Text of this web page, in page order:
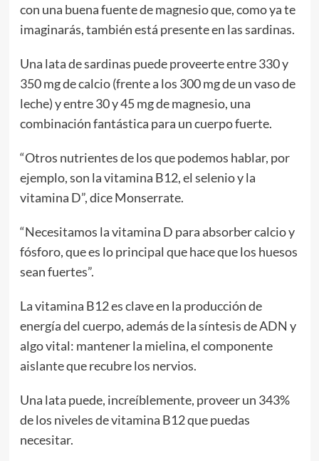
con una buena fuente de magnesio que, como ya te
imaginarás, también está presente en las sardinas.
Una lata de sardinas puede proveerte entre 330 y
350 mg de calcio (frente a los 300 mg de un vaso de
leche) y entre 30 y 45 mg de magnesio, una
combinación fantástica para un cuerpo fuerte.
“Otros nutrientes de los que podemos hablar, por
ejemplo, son la vitamina B12, el selenio y la
vitamina D”, dice Monserrate.
“Necesitamos la vitamina D para absorber calcio y
fósforo, que es lo principal que hace que los huesos
sean fuertes”.
La vitamina B12 es clave en la producción de
energía del cuerpo, además de la síntesis de ADN y
algo vital: mantener la mielina, el componente
aislante que recubre los nervios.
Una lata puede, increíblemente, proveer un 343%
de los niveles de vitamina B12 que puedas
necesitar.